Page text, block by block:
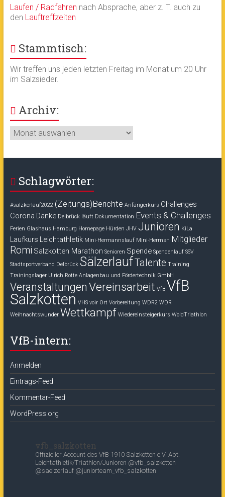
Laufen / Radfahren nach Absprache, aber z. T. auch zu
den Lauftreffzeiten
Stammtisch:
Wir treffen uns jeden letzten Freitag im Monat um 20 Uhr
im Salzsieder.
Archiv:
Archiv:
Schlagwörter:
#salzkerlauf2022 (Zeitungs)Berichte Anfängerkurs Challenges
Corona Danke Delbrück läuft Dokumentation Events & Challenges
Ferien Glashaus Hamburg Homepage Hürden JHV Junioren KiLa
Laufkurs Leichtathletik Mini-Hermannslauf Mini-Hermsn Mitglieder
Romi Salzkotten Marathon Senioren Spende Spendenlauf SSV
Stadtsportverband Delbrück SälzerlaufTalente Training
Trainingslager Ulrich Rotte Anlagenbau und Fördertechnik GmbH
Veranstaltungen Vereinsarbeit VfB VfB
Salzkotten VHS voir Ort Vorbereitung WDR2 WDR
Weihnachtswunder Wettkampf Wiedereinsteigerkurs WoldTriathlon
VfB-intern:
Anmelden
Eintrags-Feed
Kommentar-Feed
WordPress.org
vfb_salzkotten
Offizieller Account des VfB 1910 Salzkotten e.V. Abt.
Leichtathletik/Triathlon/Junioren @vfb_salzkotten
@saelzerlauf @juniorteam_vfb_salzkotten